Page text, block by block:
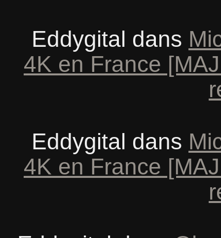
Eddygital dans
4K en France
Eddygital dans
4K en France